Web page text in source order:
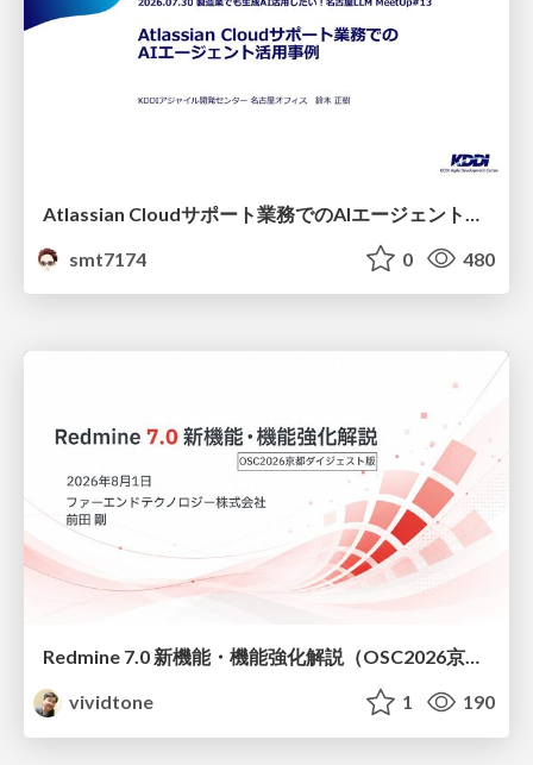
smt7174
0 480
Redmine 7.0 新機能・機能強化解説（OSC2026京都ダイジェスト版）
vividtone
1 190